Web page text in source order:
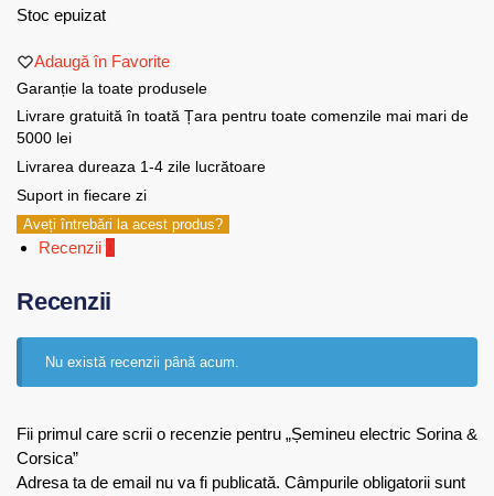
Stoc epuizat
Adaugă în Favorite
Garanție la toate produsele
Livrare gratuită în toată Țara pentru toate comenzile mai mari de
5000 lei
Livrarea dureaza 1-4 zile lucrătoare
Suport in fiecare zi
Aveți întrebări la acest produs?
Recenzii
Recenzii
Nu există recenzii până acum.
Fii primul care scrii o recenzie pentru „Șemineu electric Sorina &
Corsica”
Adresa ta de email nu va fi publicată. Câmpurile obligatorii sunt